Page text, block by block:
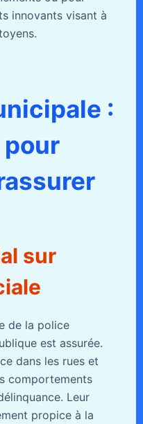
innovants visant à
:
pour
sur
de la police
est assurée.
dans les rues et
comportements
Leur
propice à la